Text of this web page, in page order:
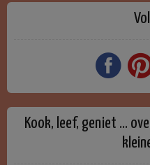
Kook, leef, geniet …